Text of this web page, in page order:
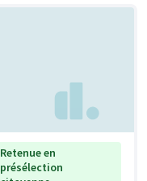
Retenue en
présélection